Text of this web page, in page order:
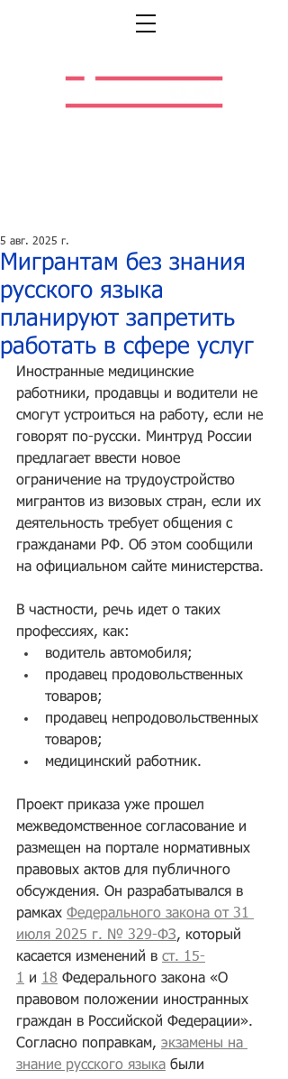
Мигрантам без знания
русского языка
планируют запретить
работать в сфере услуг
5 авг. 2025 г.
Иностранные медицинские
работники, продавцы и водители не
смогут устроиться на работу, если не
говорят по-русски. Минтруд России
предлагает ввести новое
ограничение на трудоустройство
мигрантов из визовых стран, если их
деятельность требует общения с
гражданами РФ. Об этом сообщили
на официальном сайте министерства.
В частности, речь идет о таких
профессиях, как:
водитель автомобиля;
продавец продовольственных
товаров;
продавец непродовольственных
товаров;
медицинский работник.
Проект приказа уже прошел
межведомственное согласование и
размещен на портале нормативных
правовых актов для публичного
обсуждения. Он разрабатывался в
рамках Федерального закона от 31
июля 2025 г. № 329-ФЗ, который
касается изменений в ст. 15-
1 и 18 Федерального закона «О
правовом положении иностранных
граждан в Российской Федерации».
Согласно поправкам, экзамены на
знание русского языка были